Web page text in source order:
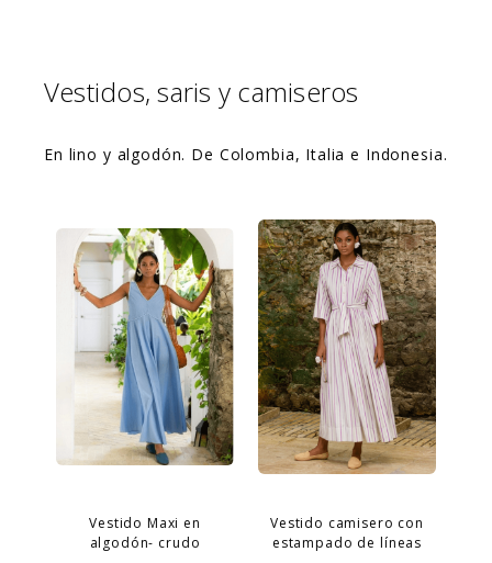
Vestidos, saris y camiseros
En lino y algodón. De Colombia, Italia e Indonesia.
Vestido Maxi en
algodón- crudo
Vestido camisero con
estampado de líneas